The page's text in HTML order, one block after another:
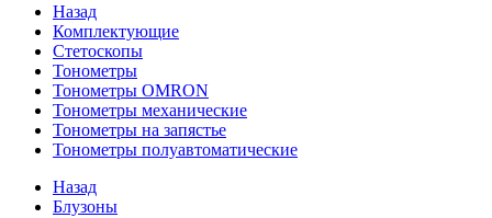
Назад
Комплектующие
Стетоскопы
Тонометры
Тонометры OMRON
Тонометры механические
Тонометры на запястье
Тонометры полуавтоматические
Назад
Блузоны